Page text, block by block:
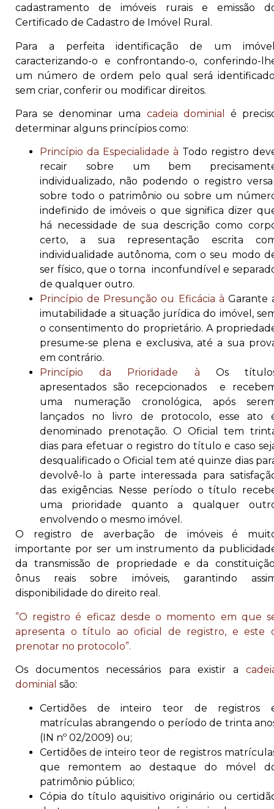
cadastramento de imóveis rurais e emissão
Certificado de Cadastro de Imóvel Rural.
Para a perfeita identificação de um
caracterizando-o e confrontando-o, conferindo-
um número de ordem pelo qual será
sem criar, conferir ou modificar direitos.
Para se denominar uma cadeia dominial
é
determinar alguns princípios como:
Princípio da Especialidade à Todo registro
recair sobre um bem
individualizado, não podendo o registro
sobre todo o patrimônio ou sobre um
indefinido de imóveis o que significa dizer
há necessidade de sua descrição como
certo, a sua representação escrita
individualidade autônoma, com o seu modo
ser físico, que o torna inconfundível e
de qualquer outro.
Princípio de Presunção ou Eficácia à Garante
imutabilidade a situação jurídica do imóvel,
o consentimento do proprietário. A
presume-se plena e exclusiva, até a sua
em contrário.
Princípio da Prioridade à Os
apresentados são recepcionados e
uma numeração cronológica, após
lançados no livro de protocolo, esse ato
denominado prenotação. O Oficial tem
dias para efetuar o registro do título e caso
desqualificado o Oficial tem até quinze dias
devolvê-lo à parte interessada para
das exigências. Nesse período o título
uma prioridade quanto a qualquer
envolvendo o mesmo imóvel.
O registro de averbação de imóveis é
importante por ser um instrumento da
da transmissão de propriedade e da
ônus reais sobre imóveis, garantindo
disponibilidade do direito real.
”O registro é eficaz desde o momento em que
apresenta o título ao oficial de registro, e este
prenotar no protocolo”.
Os documentos necessários para existir a
dominial são:
Certidões de inteiro teor de registros
matrículas abrangendo o período de trinta
(IN nº 02/2009) ou;
Certidões de inteiro teor de registros
que remontem ao destaque do móvel
patrimônio público;
Cópia do título aquisitivo originário ou